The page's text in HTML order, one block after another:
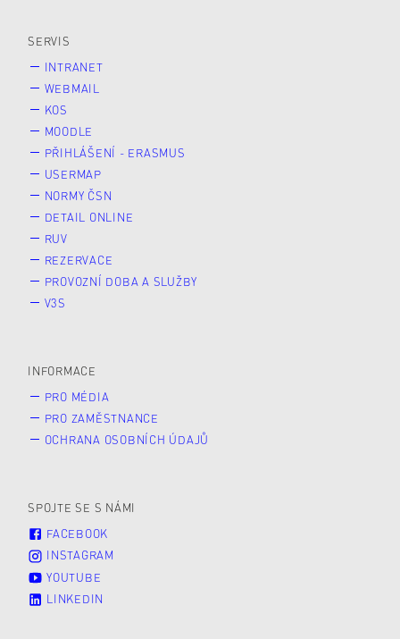
SERVIS
INTRANET
WEBMAIL
KOS
MOODLE
PŘIHLÁŠENÍ - ERASMUS
USERMAP
NORMY ČSN
DETAIL ONLINE
RUV
REZERVACE
PROVOZNÍ DOBA A SLUŽBY
V3S
INFORMACE
PRO MÉDIA
PRO ZAMĚSTNANCE
OCHRANA OSOBNÍCH ÚDAJŮ
SPOJTE SE S NÁMI
FACEBOOK
INSTAGRAM
YOUTUBE
LINKEDIN